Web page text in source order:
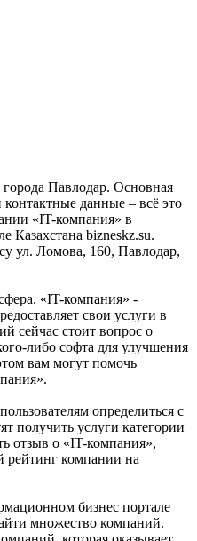
Павлодар. Основная
данные – всё это
«IT-компания» в
Казахстана bizneskz.su.
ул. Ломова, 160, Павлодар,
«IT-компания» -
свои услуги в
сейчас стоит вопрос о
либо софта для улучшения
вам могут помочь
определиться с
получить услуги категории
отзыв о «IT-компания»,
рейтинг компании на
бизнес портале
множество компаний.